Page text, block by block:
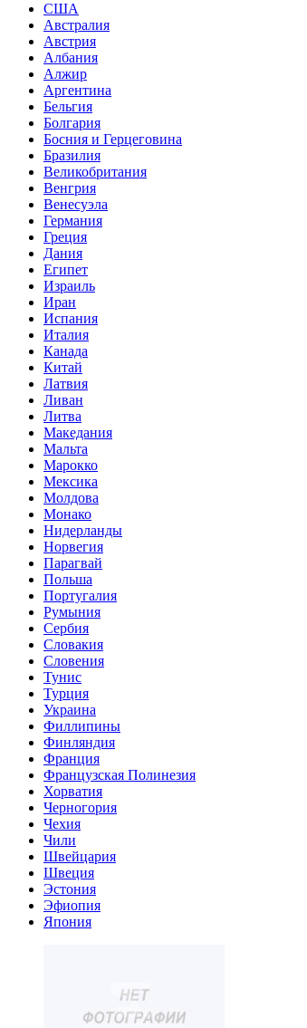
США
Австралия
Австрия
Албания
Алжир
Аргентина
Бельгия
Болгария
Босния и Герцеговина
Бразилия
Великобритания
Венгрия
Венесуэла
Германия
Греция
Дания
Египет
Израиль
Иран
Испания
Италия
Канада
Китай
Латвия
Ливан
Литва
Македания
Мальта
Марокко
Мексика
Молдова
Монако
Нидерланды
Норвегия
Парагвай
Польша
Португалия
Румыния
Сербия
Словакия
Словения
Тунис
Турция
Украина
Филлипины
Финляндия
Франция
Французская Полинезия
Хорватия
Черногория
Чехия
Чили
Швейцария
Швеция
Эстония
Эфиопия
Япония